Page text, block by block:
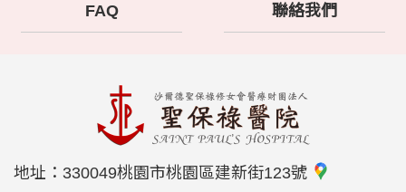
FAQ 聯絡我們
地址： 330049桃園市桃園區建新街123號